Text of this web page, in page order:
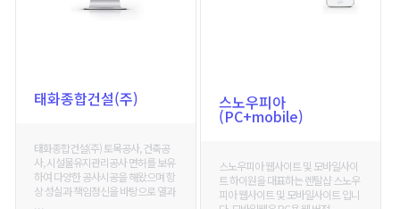
스노우피아
(PC+mobile)
스노우피아 웹사이트 및 모바일사이
트 하이원을 대표하는 렌탈샵 스노우
피아 웹사이트 및 모바일사이트 입니
태화종합건설(주)
태화종합건설(주) 토목공사, 건축공
사, 시설물유지관리공사 면허를 보유
하여 다양한 공사시공을 해왔으며 항
상 성실과 책임정신을 바탕으로 열과
. . .